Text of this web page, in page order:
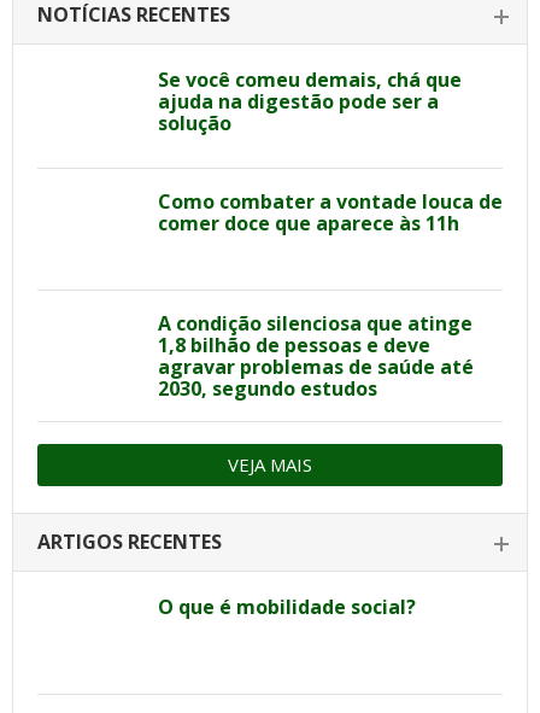
NOTÍCIAS RECENTES
Se você comeu demais, chá que
ajuda na digestão pode ser a
solução
Como combater a vontade louca de
comer doce que aparece às 11h
A condição silenciosa que atinge
1,8 bilhão de pessoas e deve
agravar problemas de saúde até
2030, segundo estudos
VEJA MAIS
ARTIGOS RECENTES
O que é mobilidade social?